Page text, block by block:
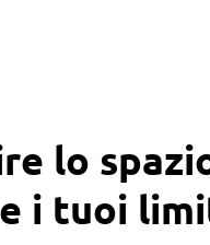
lo
i tuoi